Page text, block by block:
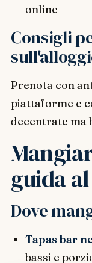
online
Consigli
Prenota con
piattaforme e
decentrate ma
guida
Dove
Tapas bar
bassi e